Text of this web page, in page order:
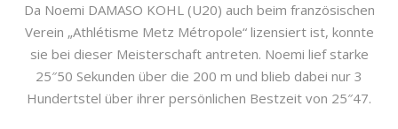
Da Noemi DAMASO KOHL (U20) auch beim französischen
Verein „Athlétisme Metz Métropole“ lizensiert ist, konnte
sie bei dieser Meisterschaft antreten. Noemi lief starke
25″50 Sekunden über die 200 m und blieb dabei nur 3
Hundertstel über ihrer persönlichen Bestzeit von 25″47.